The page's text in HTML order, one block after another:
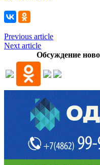
Previous article
Next article
Обсуждение